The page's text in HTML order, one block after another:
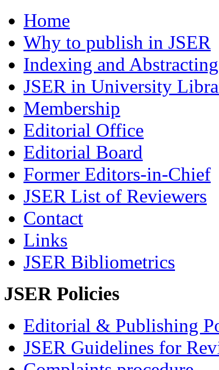
Home
Why to publish in JSER
Indexing and Abstracting
JSER in University
Membership
Editorial Office
Editorial Board
Former Editors-in-Chief
JSER List of Reviewers
Contact
Links
JSER Bibliometrics
JSER Policies
Editorial & Publishing
JSER Guidelines for